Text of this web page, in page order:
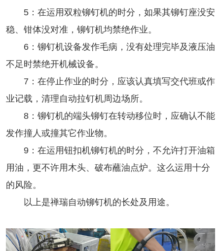
5：在运用双粒铆钉机的时分，如果其铆钉座没安
稳、钳体没对准，铆钉机均禁绝作业。
6：铆钉机设备发作毛病，没有处理完毕及液压油
不足时禁绝开机械设备。
7：在停止作业的时分，应该认真填写交代班或作
业记载，清理自动拉钉机周边场所。
8：铆钉机的端头铆钉在转动移位时，应确认不能
发作撞人或撞其它作业物。
9：在运用钮扣机铆钉机的时分，不允许打开油箱
用油，更不许用木头、破布蘸油点炉。这么运用十分
的风险。
以上是禅瑞自动铆钉机的长处及用途。